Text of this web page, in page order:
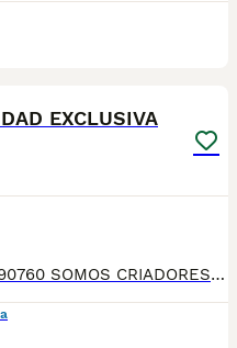
EXCLUSIVA
TELEFONO O WHATSAPP 722490760 SOMOS CRIADORES DIRECTOS SIN INTERMEDIARIOS! MAS DE 20 AÑOS EN EL SECTOR NOS AVALAN, VALORANDO NO SOLO LA CRIA RESPONSABLE SI NO TAMBIEN LA SELECCIÓN PARA MEJORAR LA RAZA DURANTE TODOS ESTOS AÑOS. NUESTROS CACHORROS SE ENTREGAN PREVIAMENTE REVISADOS POR UN VETERINARIO PROFESIONAL Y BAJO LOS MAS ESTRICTOS CONTROLES DE SALUD, HACEMOS HINCAPIÉ EN SU SOCIABILIZACIÓN PARA SU CORRECTO DESARROLLO NEUROLOGICO! Y OS ASESORAMOS ANTES DURANTE Y DESPUES DE LA ENTREGA PARA QUE TODO SEA LO MAS AFABLE Y FACIL POSIBLE DURANTE LA ADAPTACION! NUESTROS BEBE SE ENTREGAN A PARTIR DE LOS DOS MESES CON SUS VACUNAS AL DIA, DESPARASITADOS Y CON GARANTIAS DE SALUD, MICROCHIP Y CARTILLA DE VACUNACION! SI BUSCAS UN COMPAÑERO SANO Y EQUILIBRADO ESTE ES EL LUGAR, TE ASESORAREMOS DURANTE TODO EL PROCESO NO DUDES EN CONSULTAR POR NUESTROS PEQUES AL 722 490 760